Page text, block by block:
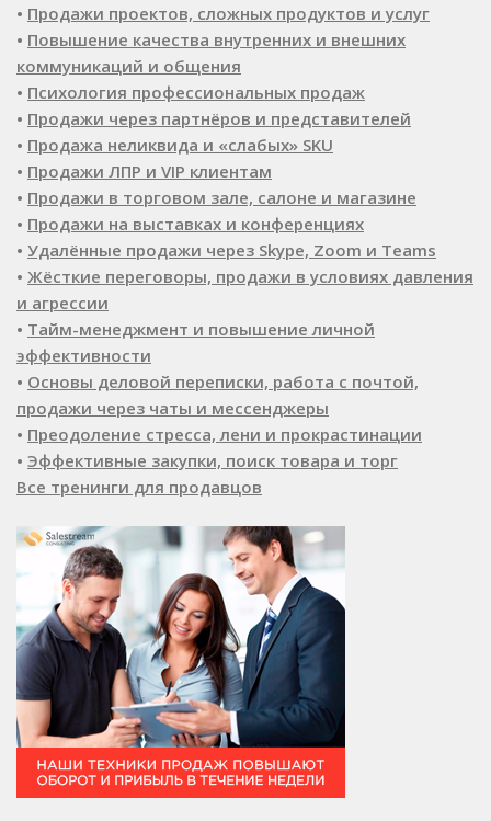
• Продажи проектов, сложных продуктов и услуг
• Повышение качества внутренних и внешних
коммуникаций и общения
• Психология профессиональных продаж
• Продажи через партнёров и представителей
• Продажа неликвида и «слабых» SKU
• Продажи ЛПР и VIP клиентам
• Продажи в торговом зале, салоне и магазине
• Продажи на выставках и конференциях
• Удалённые продажи через Skype, Zoom и Teams
• Жёсткие переговоры, продажи в условиях давления
и агрессии
• Тайм-менеджмент и повышение личной
эффективности
• Основы деловой переписки, работа с почтой,
продажи через чаты и мессенджеры
• Преодоление стресса, лени и прокрастинации
• Эффективные закупки, поиск товара и торг
Все тренинги для продавцов